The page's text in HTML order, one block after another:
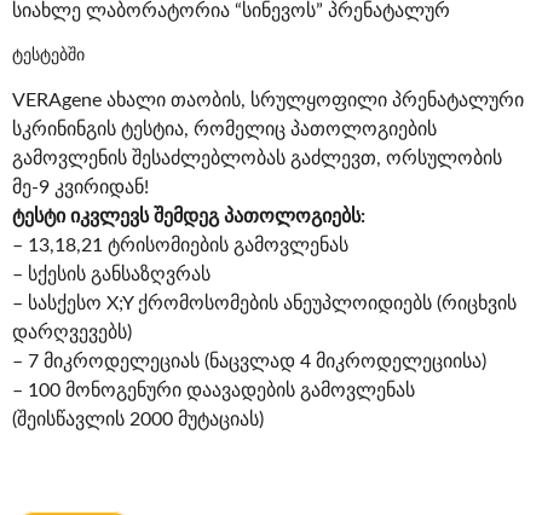
სიახლე ლაბორატორია “სინევოს” პრენატალურ
ტესტებში
VERAgene ახალი თაობის, სრულყოფილი პრენატალური
სკრინინგის ტესტია, რომელიც პათოლოგიების
გამოვლენის შესაძლებლობას გაძლევთ, ორსულობის
მე-9 კვირიდან!
ტესტი იკვლევს შემდეგ პათოლოგიებს:
– 13,18,21 ტრისომიების გამოვლენას
– სქესის განსაზღვრას
– სასქესო X;Y ქრომოსომების ანეუპლოიდიებს (რიცხვის
დარღვევებს)
– 7 მიკროდელეციას (ნაცვლად 4 მიკროდელეციისა)
– 100 მონოგენური დაავადების გამოვლენას
(შეისწავლის 2000 მუტაციას)